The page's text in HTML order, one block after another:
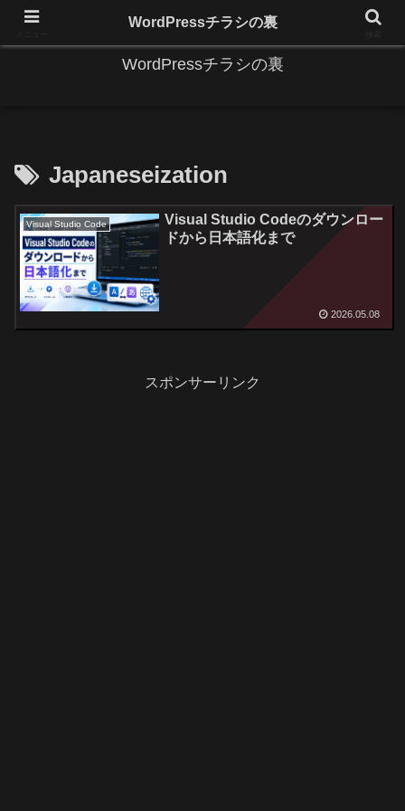
IT系に係る基礎的な情報と便利な使い方を更新します。
WordPressチラシの裏
Japaneseization
Visual Studio Code
Visual Studio Codeのダウンロー
ドから日本語化まで
2026.05.08
スポンサーリンク
WordPressチラシの裏